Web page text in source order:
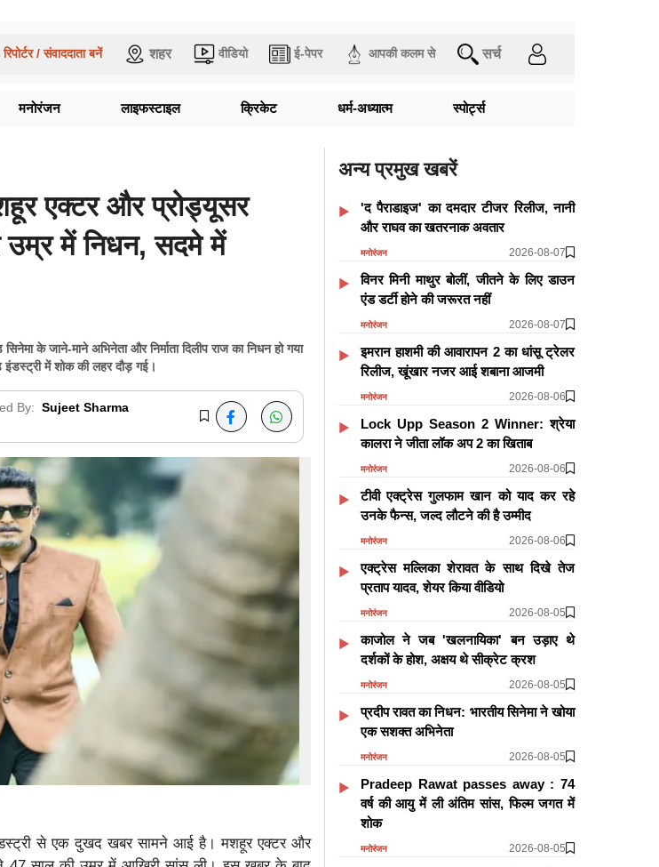
रिपोर्टर / संवाददाता बनें शहर वीडियो ई-पेपर आपकी कलम से सर्च
मनोरंजन लाइफस्टाइल क्रिकेट धर्म-अध्यात्म स्पोर्ट्स
एक्टर और प्रोड्यूसर
उम्र में निधन, सदमे में
जाने-माने अभिनेता और निर्माता दिलीप राज का निधन हो गया
में शोक की लहर दौड़ गई।
By: Sujeet Sharma
से एक दुखद खबर सामने आई है। मशहूर एक्टर और
अन्य प्रमुख खबरें
'द पैराडाइज' का दमदार टीजर रिलीज, नानी
और राघव का खतरनाक अवतार
मनोरंजन 2026-08-07
विनर मिनी माथुर बोलीं, जीतने के लिए डाउन
एंड डर्टी होने की जरूरत नहीं
मनोरंजन 2026-08-07
इमरान हाशमी की आवारापन 2 का धांसू ट्रेलर
रिलीज, खूंखार नजर आई शबाना आजमी
मनोरंजन 2026-08-06
Lock Upp Season 2 Winner: श्रेया
कालरा ने जीता लॉक अप 2 का खिताब
मनोरंजन 2026-08-06
टीवी एक्ट्रेस गुलफाम खान को याद कर रहे
उनके फैन्स, जल्द लौटने की है उम्मीद
मनोरंजन 2026-08-06
एक्ट्रेस मल्लिका शेरावत के साथ दिखे तेज
प्रताप यादव, शेयर किया वीडियो
मनोरंजन 2026-08-05
काजोल ने जब 'खलनायिका' बन उड़ाए थे
दर्शकों के होश, अक्षय थे सीक्रेट क्रश
मनोरंजन 2026-08-05
प्रदीप रावत का निधन: भारतीय सिनेमा ने खोया
एक सशक्त अभिनेता
मनोरंजन 2026-08-05
Pradeep Rawat passes away : 74
वर्ष की आयु में ली अंतिम सांस, फिल्म जगत में
शोक
मनोरंजन 2026-08-05